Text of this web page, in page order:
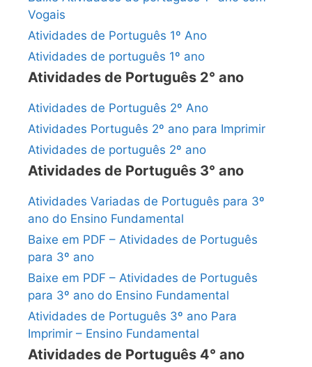
Vogais
Atividades de Português 1º Ano
Atividades de português 1º ano
Atividades de Português 2° ano
Atividades de Português 2º Ano
Atividades Português 2º ano para Imprimir
Atividades de português 2º ano
Atividades de Português 3° ano
Atividades Variadas de Português para 3º
ano do Ensino Fundamental
Baixe em PDF – Atividades de Português
para 3º ano
Baixe em PDF – Atividades de Português
para 3º ano do Ensino Fundamental
Atividades de Português 3º ano Para
Imprimir – Ensino Fundamental
Atividades de Português 4° ano